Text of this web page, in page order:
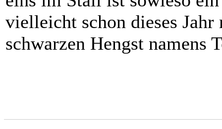
vielleicht schon dieses
schwarzen Hengst namens